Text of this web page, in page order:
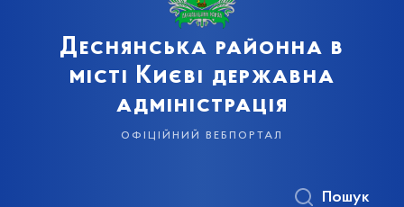
Деснянська районна в
місті Києві державна
адміністрація
офіційний вебпортал
Пошук